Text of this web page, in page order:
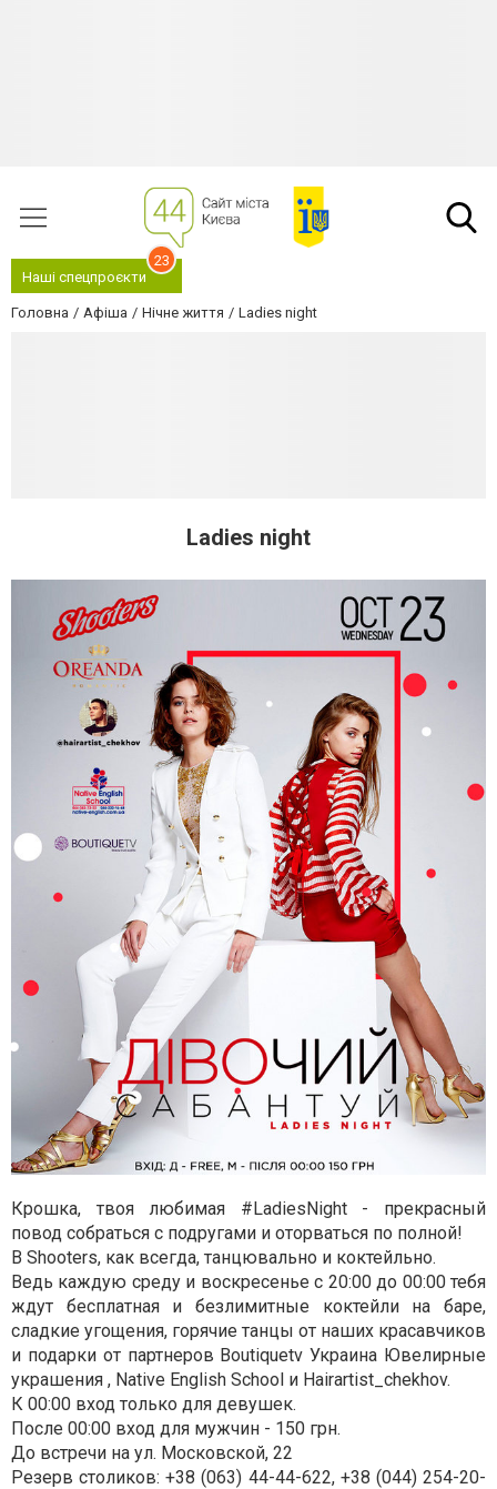
Наші спецпроєкти
23
Головна Афіша Нічне життя Ladies night
Ladies night
Крошка, твоя любимая #LadiesNight - прекрасный
повод собраться с подругами и оторваться по полной!
В Shooters, как всегда, танцювально и коктейльно.
Ведь каждую среду и воскресенье с 20:00 до 00:00 тебя
ждут бесплатная и безлимитные коктейли на баре,
сладкие угощения, горячие танцы от наших красавчиков
и подарки от партнеров Boutiquetv Украина Ювелирные
украшения , Native English School и Hairartist_chekhov.
К 00:00 вход только для девушек.
После 00:00 вход для мужчин - 150 грн.
До встречи на ул. Московской, 22
Резерв столиков: +38 (063) 44-44-622, +38 (044) 254-20-